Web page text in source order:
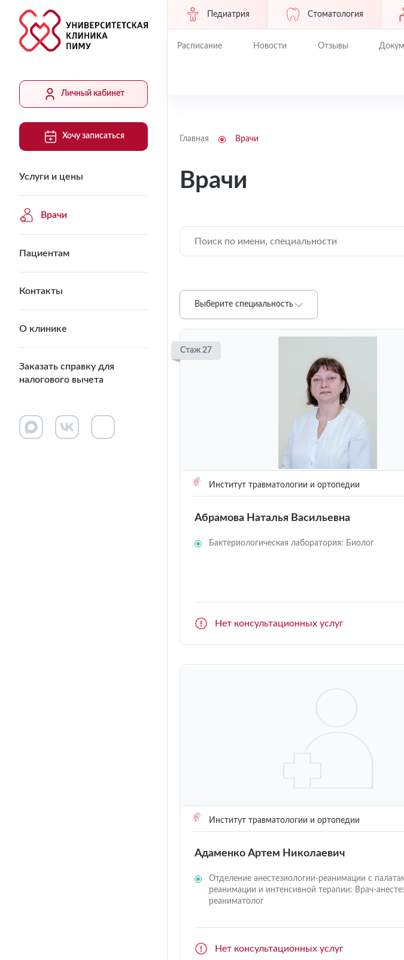
Личный кабинет
Хочу записаться
Услуги и цены
Врачи
Пациентам
Контакты
О клинике
Заказать справку для
налогового вычета
Педиатрия Стоматология
Расписание Новости Отзывы
Главная Врачи
Врачи
Выберите специальность
Стаж 27
Институт травматологии и ортопедии
Абрамова Наталья Васильевна
Бактериологическая лаборатория: Биолог
Нет консультационных услуг
Институт травматологии и ортопедии
Адаменко Артем Николаевич
Отделение анестезиологии-реанимации с
реанимации и интенсивной терапии: Врач-
реаниматолог
Нет консультационных услуг